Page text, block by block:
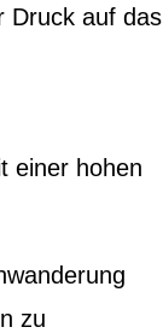
Druck auf das
einer hohen
zu